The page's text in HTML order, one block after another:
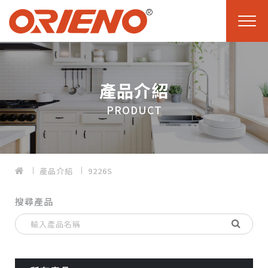
產品介紹
PRODUCT
產品介紹 9226S
搜尋產品